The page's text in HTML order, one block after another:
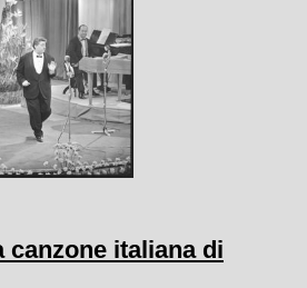
canzone italiana di